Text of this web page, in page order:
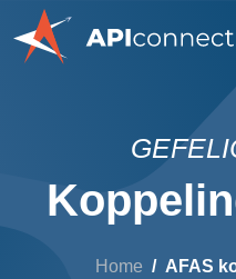
Home AFAS